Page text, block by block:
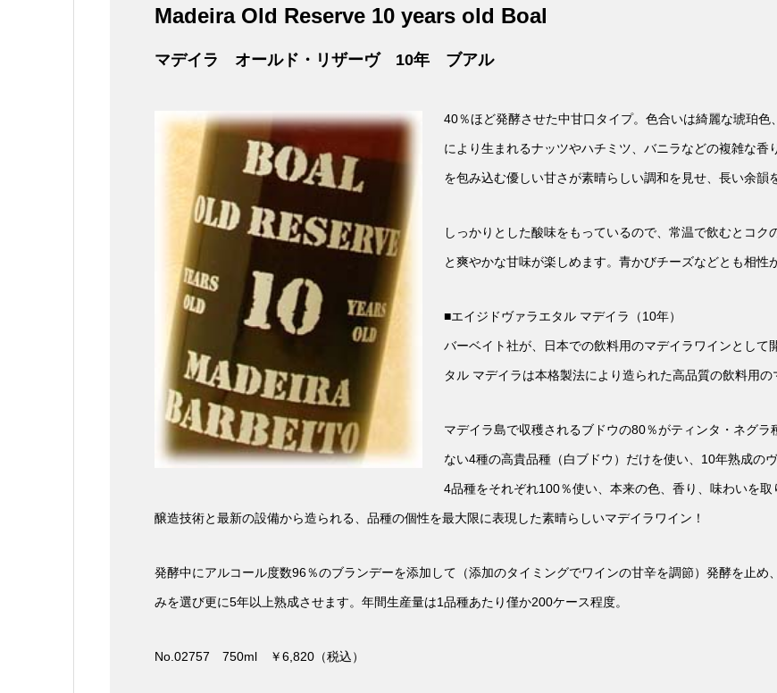
Madeira Old Reserve 10 years old Boal
マデイラ オールド・リザーヴ 10年 ブアル
40％ほど発酵させた中甘口タイプ。色合いは綺麗な琥珀
により生まれるナッツやハチミツ、バニラなどの複雑な
を包み込む優しい甘さが素晴らしい調和を見せ、長い余韻
しっかりとした酸味をもっているので、常温で飲むとコ
と爽やかな甘味が楽しめます。青かびチーズなどとも相性
■エイジドヴァラエタル マデイラ（10年）
バーベイト社が、日本での飲料用のマデイラワインとし
タル マデイラは本格製法により造られた高品質の飲料用の
マデイラ島で収穫されるブドウの80％がティンタ・ネグ
ない4種の高貴品種（白ブドウ）だけを使い、10年熟成の
4品種をそれぞれ100％使い、本来の色、香り、味わいを
醸造技術と最新の設備から造られる、品種の個性を最大限に表現した素晴らしいマデイラワイン！
発酵中にアルコール度数96％のブランデーを添加して（添加のタイミングでワインの甘辛を調節）発酵を止
みを選び更に5年以上熟成させます。年間生産量は1品種あたり僅か200ケース程度。
No.02757 750ml ￥6,820（税込）